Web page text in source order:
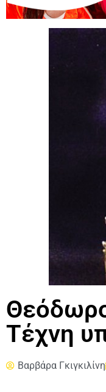
Τέχνη
Βαρβάρα Γκιγκιλίνη